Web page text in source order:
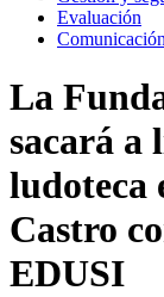
Evaluación
Comunicación
La
sacará a
ludoteca
Castro
EDUSI